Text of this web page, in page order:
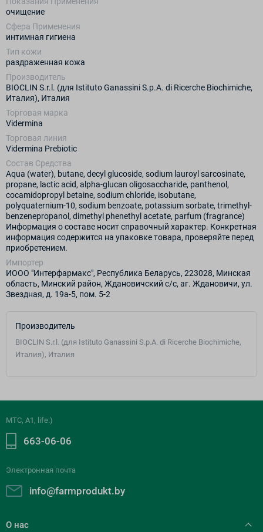
очищение
Сфера Применения
интимная гигиена
Тип кожи
раздраженная кожа
Производитель
BIOCLIN S.r.l. (для Istituto Ganassini S.p.A. di Ricerche Biochimiche,
Италия), Италия
Торговая марка
Vidermina
Торговая линия
Vidermina Prebiotic
Состав Средства
Aqua (water), butane, decyl glucoside, sodium lauroyl sarcosinate,
propane, lactic acid, alpha-glucan oligosaccharide, panthenol,
cocamidopropyl betaine, sodium chloride, isobutane,
polyquaternium-10, sodium benzoate, potassium sorbate, trimethyl-
benzenepropanol, dimethyl phenethyl acetate, parfum (fragrance)
Информация о составе носит справочный характер. Конкретная
информация содержится на упаковке товара, проверяйте перед
приобретением.
Импортер
ИООО "Интерфармакс", Республика Беларусь, 223028, Минская
область, Минский район, Ждановичский с/с, аг. Ждановичи, ул.
Звездная, д. 19а-5, пом. 5-2
Производитель
BIOCLIN S.r.l. (для Istituto Ganassini S.p.A. di Ricerche Biochimiche,
Италия), Италия
МТС, A1, life:)
663-06-06
Электронная почта
info@farmprodukt.by
О нас